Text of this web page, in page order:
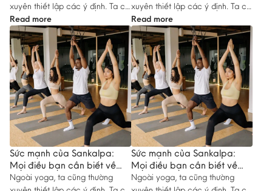
xuyên thiết lập các ý định. Ta có
một dự…
Read more
xuyên thiết lập các ý định. Ta có
một dự…
Read more
Sức mạnh của Sankalpa:
Mọi điều bạn cần biết về
lập dự định trong yoga #15
Ngoài yoga, ta cũng thường
Sức mạnh của Sankalpa:
Mọi điều bạn cần biết về
lập dự định trong yoga #16
Ngoài yoga, ta cũng thường